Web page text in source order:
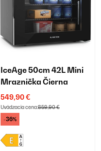
IceAge 50cm 42L Mini
Mraznička Čierna
549,90 €
Uvádzacia cena:859,90 €
-36%